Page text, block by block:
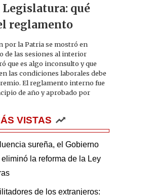
Legislatura: qué
reglamento
por la Patria se mostró en
de las sesiones al interior
que es algo inconsulto y que
las condiciones laborales debe
El reglamento interno fue
de año y aprobado por
VISTAS
sureña, el Gobierno
la reforma de la Ley
de los extranjeros: